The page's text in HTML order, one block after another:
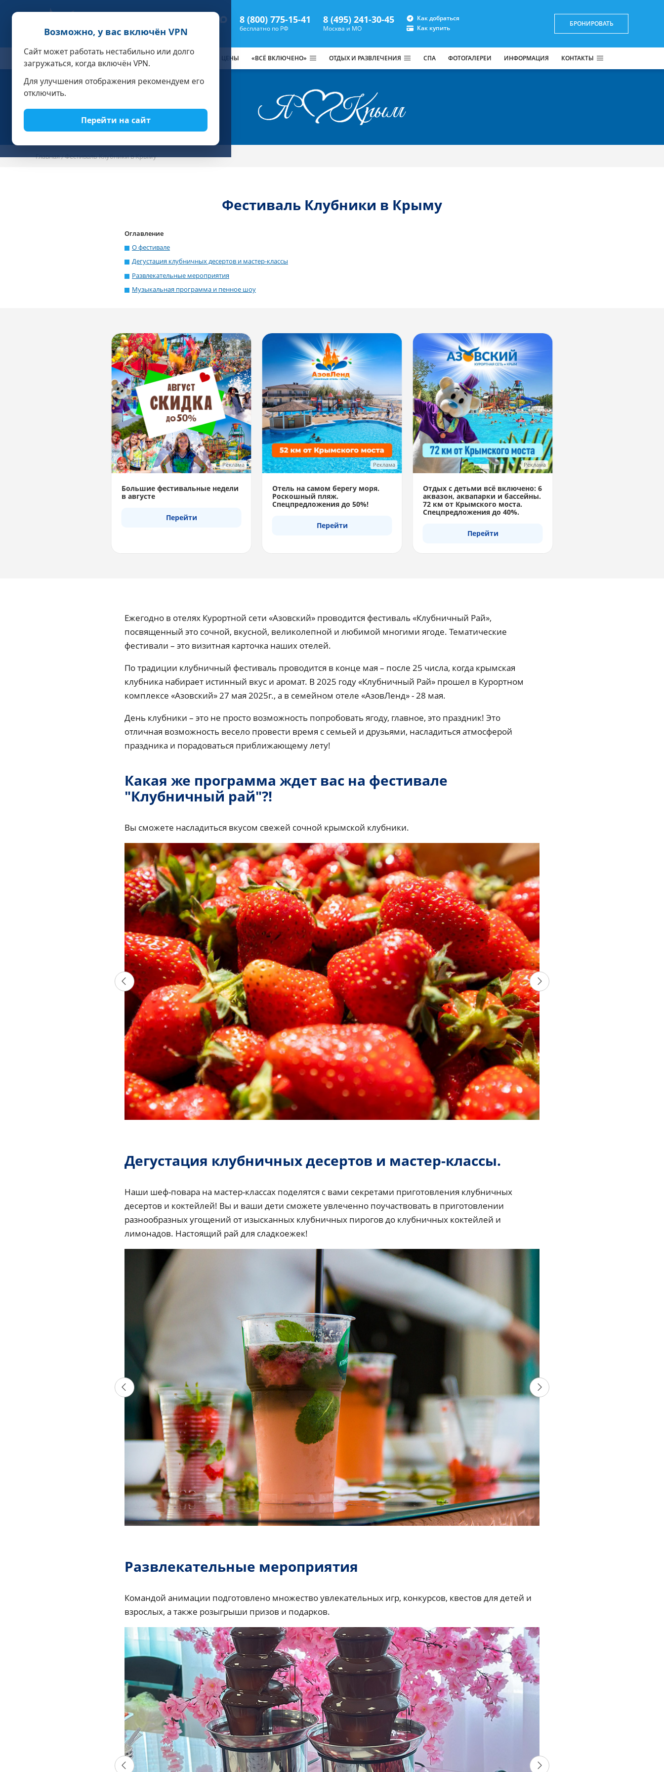
Возможно, у вас включён VPN
Сайт может работать нестабильно или долго
загружаться, когда включён VPN.
Для улучшения отображения рекомендуем его
отключить.
Перейти на сайт
8 (800) 775-15-41
бесплатно по РФ
8 (495) 241-30-45
Москва и МО
Как добраться
Как купить
БРОНИРОВАТЬ
АКЦИИ НОМЕРА И ЦЕНЫ «ВСЁ ВКЛЮЧЕНО» ОТДЫХ И РАЗВЛЕЧЕНИЯ СПА ФОТОГАЛЕРЕИ ИНФОРМАЦИЯ КОНТАКТЫ
Главная Фестиваль Клубники в Крыму
Фестиваль Клубники в Крыму
Оглавление
О фестивале
Дегустация клубничных десертов и мастер-классы
Развлекательные мероприятия
Музыкальная программа и пенное шоу
Реклама
Большие фестивальные недели
в августе
Перейти
Реклама
Отель на самом берегу моря.
Роскошный пляж.
Спецпредложения до 50%!
Перейти
Реклама
Отдых с детьми всё включено: 6
аквазон, аквапарки и бассейны.
72 км от Крымского моста.
Спецпредложения до 40%.
Перейти
Ежегодно в отелях Курортной сети «Азовский» проводится фестиваль «Клубничный Рай»,
посвященный это сочной, вкусной, великолепной и любимой многими ягоде. Тематические
фестивали – это визитная карточка наших отелей.
По традиции клубничный фестиваль проводится в конце мая – после 25 числа, когда крымская
клубника набирает истинный вкус и аромат. В 2025 году «Клубничный Рай» прошел в Курортном
комплексе «Азовский» 27 мая 2025г., а в семейном отеле «АзовЛенд» - 28 мая.
День клубники – это не просто возможность попробовать ягоду, главное, это праздник! Это
отличная возможность весело провести время с семьей и друзьями, насладиться атмосферой
праздника и порадоваться приближающему лету!
Какая же программа ждет вас на фестивале
"Клубничный рай"?!
Вы сможете насладиться вкусом свежей сочной крымской клубники.
Дегустация клубничных десертов и мастер-классы.
Наши шеф-повара на мастер-классах поделятся с вами секретами приготовления клубничных
десертов и коктейлей! Вы и ваши дети сможете увлеченно поучаствовать в приготовлении
разнообразных угощений от изысканных клубничных пирогов до клубничных коктейлей и
лимонадов. Настоящий рай для сладкоежек!
Развлекательные мероприятия
Командой анимации подготовлено множество увлекательных игр, конкурсов, квестов для детей и
взрослых, а также розыгрыши призов и подарков.